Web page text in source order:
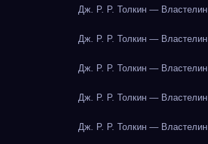
Дж. Р. Р. Толкин — Властелин
Дж. Р. Р. Толкин — Властелин
Дж. Р. Р. Толкин — Властелин
Дж. Р. Р. Толкин — Властелин
Дж. Р. Р. Толкин — Властелин